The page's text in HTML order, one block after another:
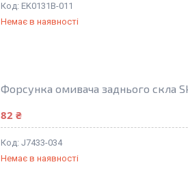
EK0131B-011
Немає в наявності
Форсунка омивача заднього скла
82 ₴
J7433-034
Немає в наявності